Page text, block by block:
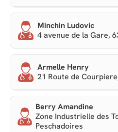
Minchin Ludovic
4 avenue de la Gare,
Armelle Henry
21 Route de
Berry Amandine
Zone Industrielle des
Peschadoires